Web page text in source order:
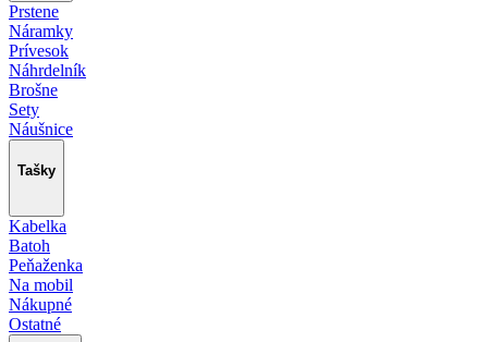
Prstene
Náramky
Prívesok
Náhrdelník
Brošne
Sety
Náušnice
Tašky
Kabelka
Batoh
Peňaženka
Na mobil
Nákupné
Ostatné